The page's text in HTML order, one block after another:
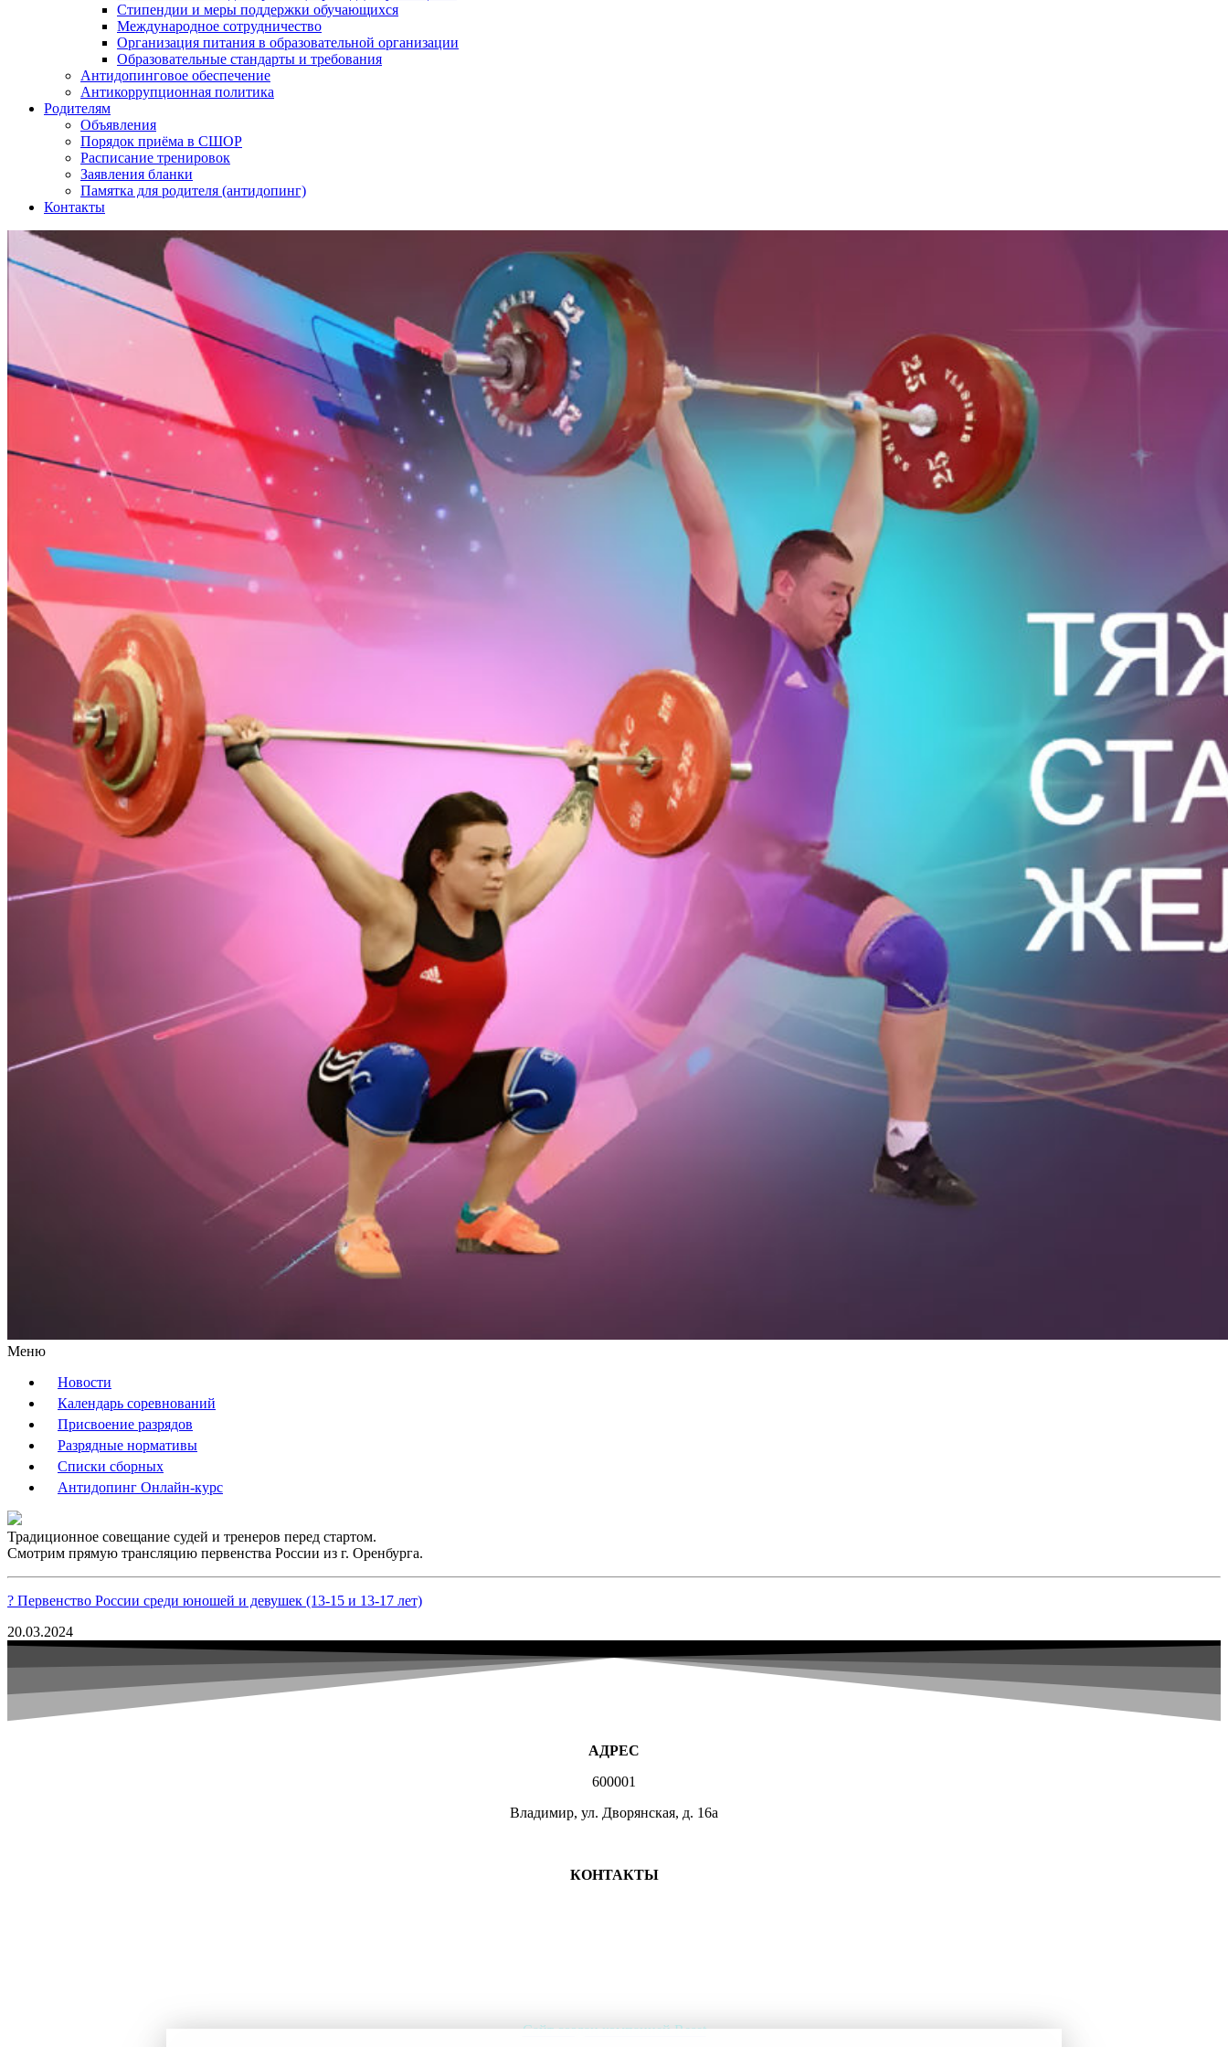
Стипендии и меры поддержки обучающихся
Международное сотрудничество
Организация питания в образовательной организации
Образовательные стандарты и требования
Антидопинговое обеспечение
Антикоррупционная политика
Родителям
Объявления
Порядок приёма в СШОР
Расписание тренировок
Заявления бланки
Памятка для родителя (антидопинг)
Контакты
Меню
Новости
Календарь соревнований
Присвоение разрядов
Разрядные нормативы
Списки сборных
Антидопинг Онлайн-курс
Традиционное совещание судей и тренеров перед стартом.
Смотрим прямую трансляцию первенства России из г. Оренбурга.
?️ Первенство России среди юношей и девушек (13-15 и 13-17 лет)
20.03.2024
АДРЕС
600001
Владимир, ул. Дворянская, д. 16а
КОНТАКТЫ
Сайт создан компанией Reset